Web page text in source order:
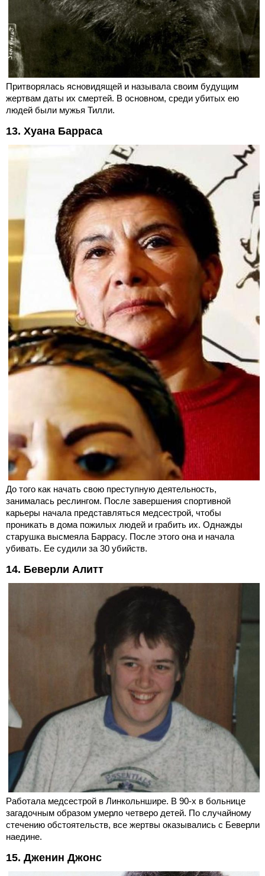
Притворялась ясновидящей и называла своим будущим
жертвам даты их смертей. В основном, среди убитых ею
людей были мужья Тилли.
13. Хуана Барраса
До того как начать свою преступную деятельность,
занималась реслингом. После завершения спортивной
карьеры начала представляться медсестрой, чтобы
проникать в дома пожилых людей и грабить их. Однажды
старушка высмеяла Баррасу. После этого она и начала
убивать. Ее судили за 30 убийств.
14. Беверли Алитт
Работала медсестрой в Линкольншире. В 90-х в больнице
загадочным образом умерло четверо детей. По случайному
стечению обстоятельств, все жертвы оказывались с Беверли
наедине.
15. Дженин Джонс